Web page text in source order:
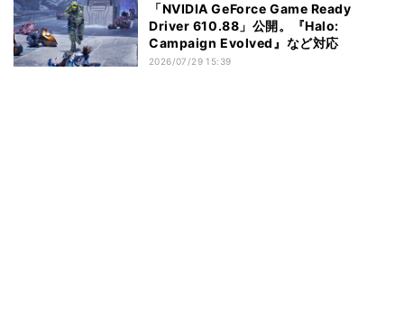
「NVIDIA GeForce Game Ready
Driver 610.88」公開。『Halo:
Campaign Evolved』など対応
2026/07/29 15:39